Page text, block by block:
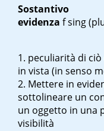
Sostantivo
evidenza f sing
peculiarità di
in vista (in senso
Mettere in
sottolineare un
un oggetto in una
visibilità